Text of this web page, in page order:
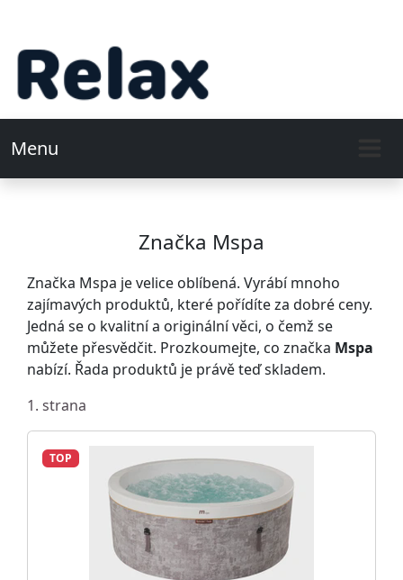
Menu
Značka Mspa
Značka Mspa je velice oblíbená. Vyrábí mnoho
zajímavých produktů, které pořídíte za dobré ceny.
Jedná se o kvalitní a originální věci, o čemž se
můžete přesvědčit. Prozkoumejte, co značka Mspa
nabízí. Řada produktů je právě teď skladem.
1. strana
TOP